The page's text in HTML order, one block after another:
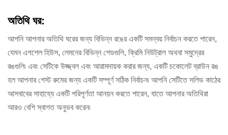
অতিথি ঘর:
আপনি আপনার অতিথি ঘরের জন্য বিভিন্ন রঙের একটি সমন্বয় নির্বাচন করতে পারেন,
যেমন এগশেল হিউস, লেমনের বিভিন্ন শেডগুলি, ক্রিমি নিউট্রাল অথবা সমুদ্রের
রঙগুলি৷ এবং সেটিকে উজ্জ্বল এবং আরামদায়ক করার জন্য, একটি চকোলেট ব্রাউন রঙ
হল আপনার গেস্ট রুমের জন্য একটি সম্পূর্ণ সঠিক নির্বাচন৷ আপনি সেটিতে সলিড কাঠের
আসবাবের সাহায্যে একটি পরিপূর্ণতা আনয়ন করতে পারেন, যাতে আপনার অতিথিরা
আরও বেশি স্বাগত অনুভব করেন৷